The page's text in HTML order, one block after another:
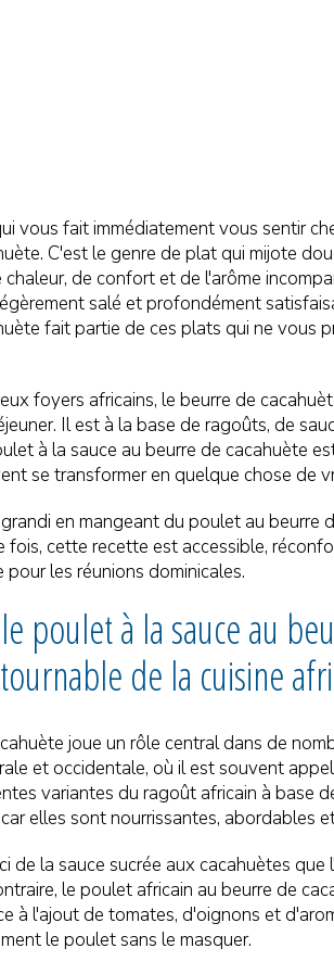
vous fait immédiatement vous sentir
C'est le genre de plat qui mijote
de confort et de l'arôme
salé et profondément
fait partie de ces plats qui ne vous
foyers africains, le beurre de
Il est à la base de ragoûts, de
à la sauce au beurre de cacahuète
se transformer en quelque chose de
en mangeant du poulet au beurre
fois, cette recette est accessible,
pour les réunions dominicales.
poulet à la sauce au
de la cuisine
joue un rôle central dans de
et occidentale, où il est souvent
variantes du ragoût africain à base
elles sont nourrissantes, abordables
de la sauce sucrée aux cacahuètes
le poulet africain au beurre de
à l'ajout de tomates, d'oignons et
le poulet sans le masquer.